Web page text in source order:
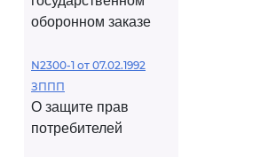
оборонном заказе
N2300-1 от 07.02.1992
ЗППП
О защите прав
потребителей